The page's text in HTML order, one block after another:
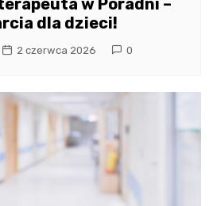
w Poradni –
dla dzieci!
2 czerwca 2026 0